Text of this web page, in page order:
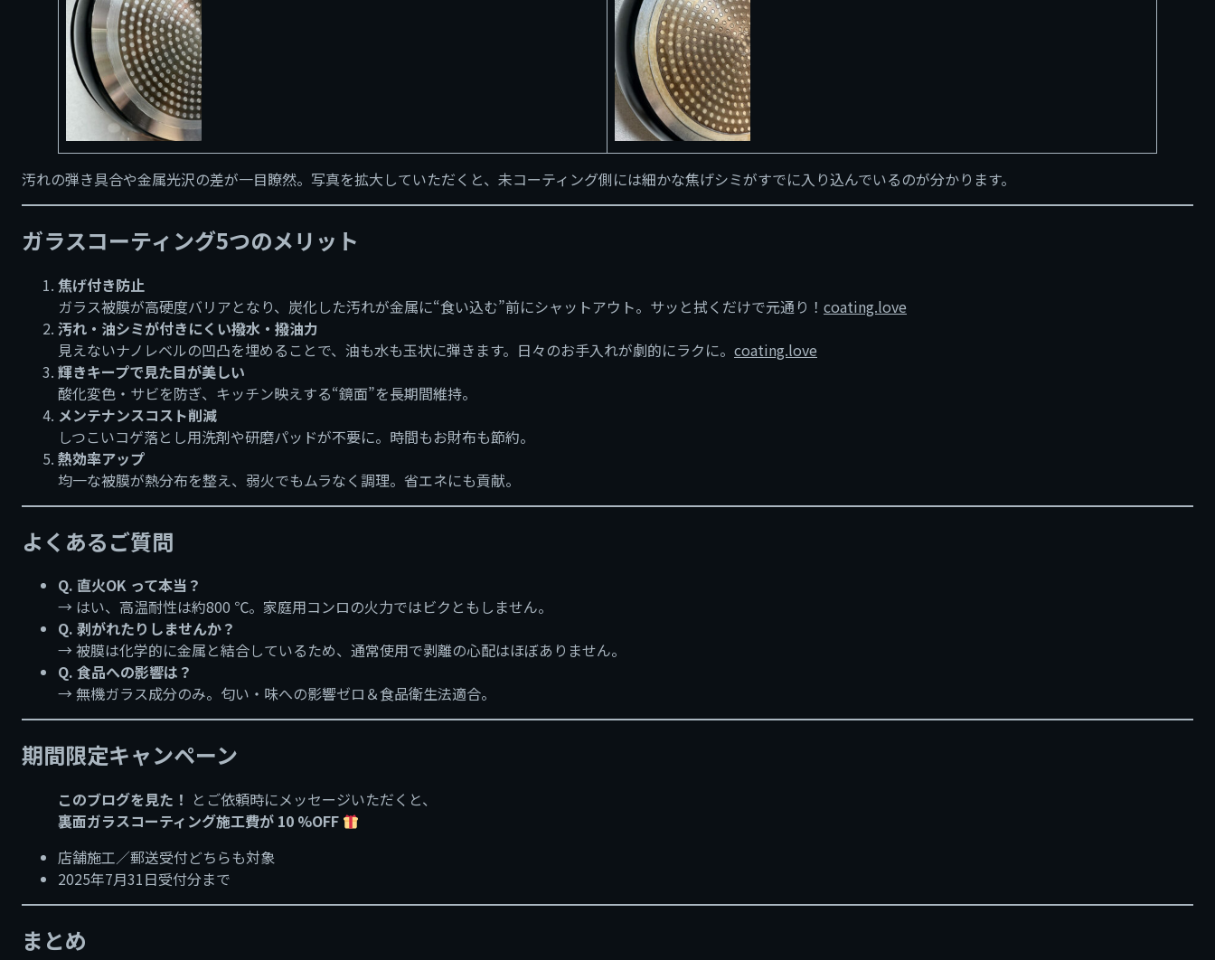
汚れの弾き具合や金属光沢の差が一目瞭然。写真を拡大していただくと、未コーティング側には細かな焦げシミがすでに入り込んでいるのが分かります。
ガラスコーティング5つのメリット
焦げ付き防止
ガラス被膜が高硬度バリアとなり、炭化した汚れが金属に“食い込む”前にシャットアウト。サッと拭くだけで元通り！ coating.love
汚れ・油シミが付きにくい撥水・撥油力
見えないナノレベルの凹凸を埋めることで、油も水も玉状に弾きます。日々のお手入れが劇的にラクに。 coating.love
輝きキープで見た目が美しい
酸化変色・サビを防ぎ、キッチン映えする“鏡面”を長期間維持。
メンテナンスコスト削減
しつこいコゲ落とし用洗剤や研磨パッドが不要に。時間もお財布も節約。
熱効率アップ
均一な被膜が熱分布を整え、弱火でもムラなく調理。省エネにも貢献。
よくあるご質問
Q. 直火OK って本当？
→ はい、高温耐性は約800 ℃。家庭用コンロの火力ではビクともしません。
Q. 剥がれたりしませんか？
→ 被膜は化学的に金属と結合しているため、通常使用で剥離の心配はほぼありません。
Q. 食品への影響は？
→ 無機ガラス成分のみ。匂い・味への影響ゼロ＆食品衛生法適合。
期間限定キャンペーン
このブログを見た！ とご依頼時にメッセージいただくと、
裏面ガラスコーティング施工費が 10 %OFF
店舗施工／郵送受付どちらも対象
2025年7月31日受付分まで
まとめ